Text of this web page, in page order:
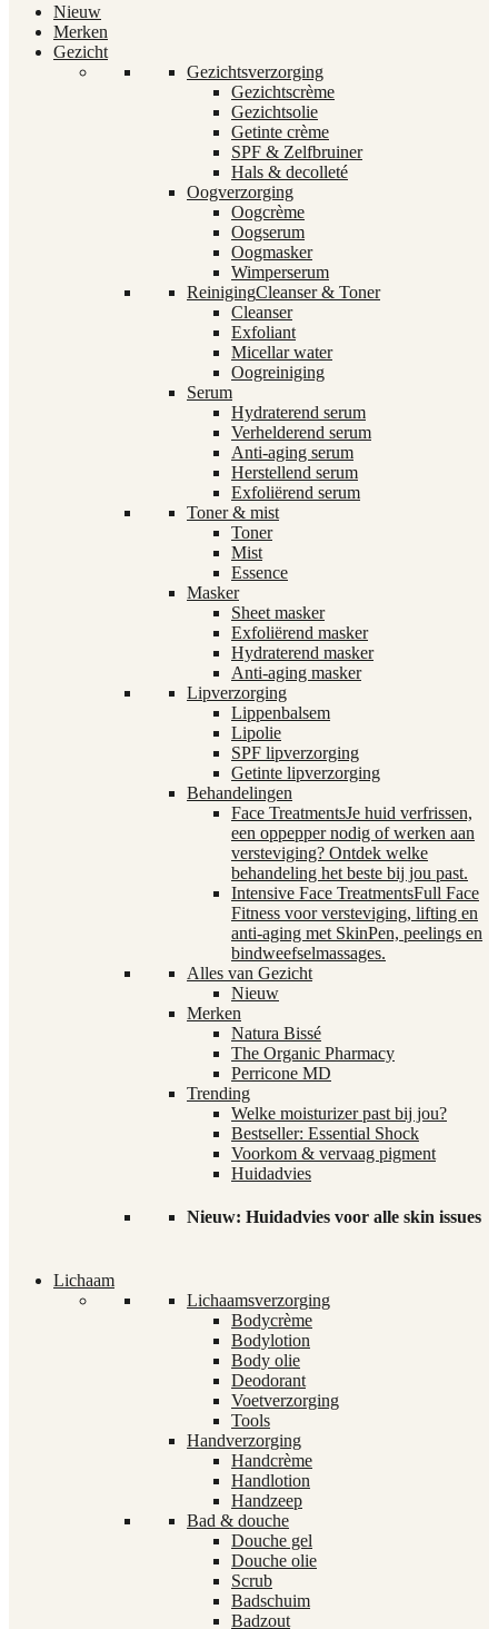
Nieuw
Merken
Gezicht
Gezichtsverzorging
Gezichtscrème
Gezichtsolie
Getinte crème
SPF & Zelfbruiner
Hals & decolleté
Oogverzorging
Oogcrème
Oogserum
Oogmasker
Wimperserum
ReinigingCleanser & Toner
Cleanser
Exfoliant
Micellar water
Oogreiniging
Serum
Hydraterend serum
Verhelderend serum
Anti-aging serum
Herstellend serum
Exfoliërend serum
Toner & mist
Toner
Mist
Essence
Masker
Sheet masker
Exfoliërend masker
Hydraterend masker
Anti-aging masker
Lipverzorging
Lippenbalsem
Lipolie
SPF lipverzorging
Getinte lipverzorging
Behandelingen
Face TreatmentsJe huid verfrissen,
een oppepper nodig of werken aan
versteviging? Ontdek welke
behandeling het beste bij jou past.
Intensive Face TreatmentsFull Face
Fitness voor versteviging, lifting en
anti-aging met SkinPen, peelings en
bindweefselmassages.
Alles van Gezicht
Nieuw
Merken
Natura Bissé
The Organic Pharmacy
Perricone MD
Trending
Welke moisturizer past bij jou?
Bestseller: Essential Shock
Voorkom & vervaag pigment
Huidadvies
Nieuw: Huidadvies voor alle skin issues
Lichaam
Lichaamsverzorging
Bodycrème
Bodylotion
Body olie
Deodorant
Voetverzorging
Tools
Handverzorging
Handcrème
Handlotion
Handzeep
Bad & douche
Douche gel
Douche olie
Scrub
Badschuim
Badzout